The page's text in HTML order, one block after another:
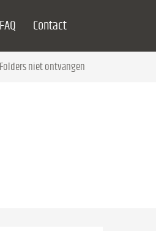
FAQ Contact
Folders niet ontvangen